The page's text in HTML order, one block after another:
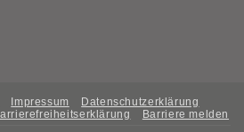
Impressum
Datenschutzerklärung
Barriere melden